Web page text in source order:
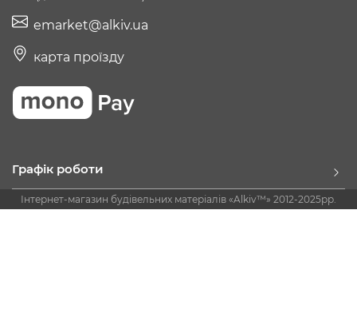
emarket@alkiv.ua
карта проїзду
Графік роботи
Інтернет-магазин будівельних матеріалів «Alkiv™» 2012-2025рр.